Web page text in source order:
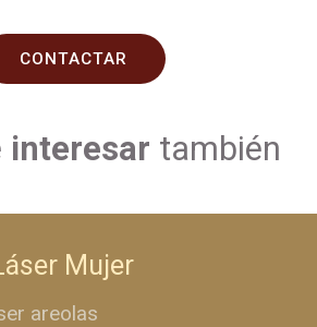
CONTACTAR
interesar también
Mujer
areolas